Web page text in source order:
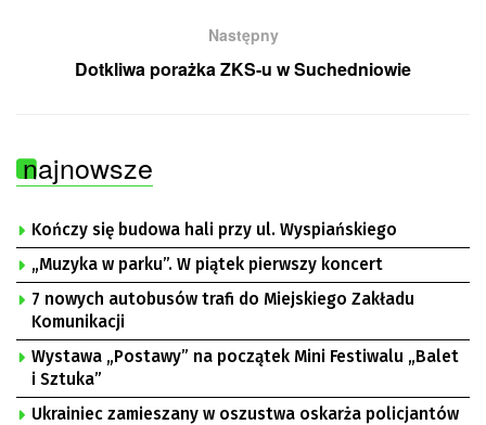
Następny
Dotkliwa porażka ZKS-u w Suchedniowie
najnowsze
Kończy się budowa hali przy ul. Wyspiańskiego
„Muzyka w parku”. W piątek pierwszy koncert
7 nowych autobusów trafi do Miejskiego Zakładu
Komunikacji
Wystawa „Postawy” na początek Mini Festiwalu „Balet
i Sztuka”
Ukrainiec zamieszany w oszustwa oskarża policjantów